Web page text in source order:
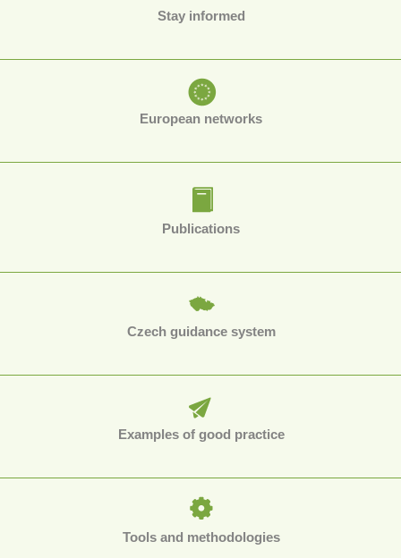
Stay informed
European networks
Publications
Czech guidance system
Examples of good practice
Tools and methodologies